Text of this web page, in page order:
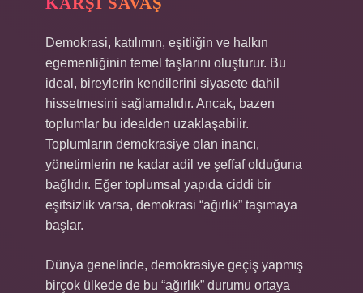
Demokrasi, katılımın, eşitliğin ve halkın
egemenliğinin temel taşlarını oluşturur. Bu
ideal, bireylerin kendilerini siyasete dahil
hissetmesini sağlamalıdır. Ancak, bazen
toplumlar bu idealden uzaklaşabilir.
Toplumların demokrasiye olan inancı,
yönetimlerin ne kadar adil ve şeffaf olduğuna
bağlıdır. Eğer toplumsal yapıda ciddi bir
eşitsizlik varsa, demokrasi “ağırlık” taşımaya
başlar.
Dünya genelinde, demokrasiye geçiş yapmış
birçok ülkede de bu “ağırlık” durumu ortaya